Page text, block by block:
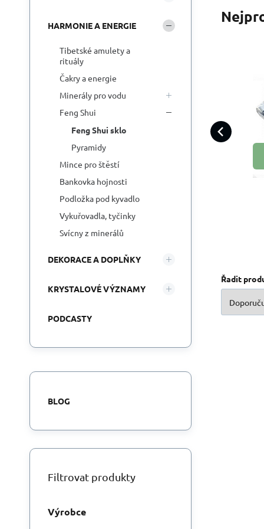
Řadit
HARMONIE A ENERGIE
Tibetské amulety a
rituály
Čakry a energie
Minerály pro vodu
Feng Shui
Feng Shui sklo
Pyramidy
Mince pro štěstí
Bankovka hojnosti
Podložka pod kyvadlo
Vykuřovadla, tyčinky
Svícny z minerálů
DEKORACE A DOPLŇKY
KRYSTALOVÉ VÝZNAMY
PODCASTY
BLOG
Filtrovat produkty
Výrobce